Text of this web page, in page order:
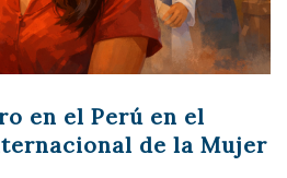
en el Perú en el
de la Mujer